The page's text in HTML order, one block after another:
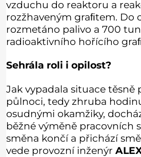
vzduchu do reaktoru a
rozžhaveným graﬁtem. Do
rozmetáno palivo a 700
radioaktivního hořícího
Sehrála roli i opilost?
Jak vypadala situace těsně
půlnoci, tedy zhruba
osudnými okamžiky,
běžné výměně pracovních
směna končí a přichází
vede provozní inženýr